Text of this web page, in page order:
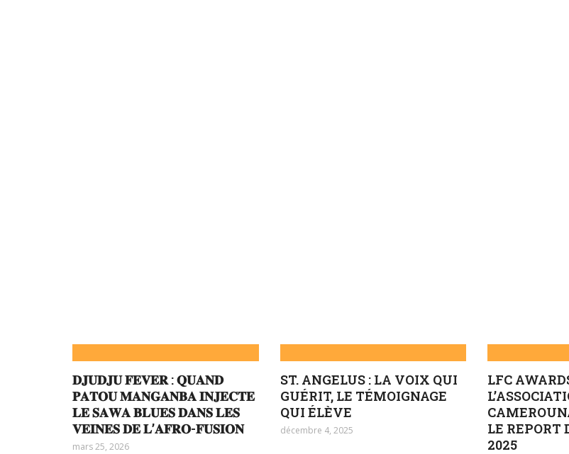
𝐃𝐉𝐔𝐃𝐉𝐔 𝐅𝐄𝐕𝐄𝐑 : 𝐐𝐔𝐀𝐍𝐃
𝐏𝐀𝐓𝐎𝐔 𝐌𝐀𝐍𝐆𝐀𝐍𝐁𝐀 𝐈𝐍𝐉𝐄𝐂𝐓𝐄
𝐋𝐄 𝐒𝐀𝐖𝐀 𝐁𝐋𝐔𝐄𝐒 𝐃𝐀𝐍𝐒 𝐋𝐄𝐒
𝐕𝐄𝐈𝐍𝐄𝐒 𝐃𝐄 𝐋’𝐀𝐅𝐑𝐎-𝐅𝐔𝐒𝐈𝐎𝐍
mars 25, 2026
ST. ANGELUS : LA VOIX QUI
GUÉRIT, LE TÉMOIGNAGE
QUI ÉLÈVE
décembre 4, 2025
LFC
LE REPORT
2025